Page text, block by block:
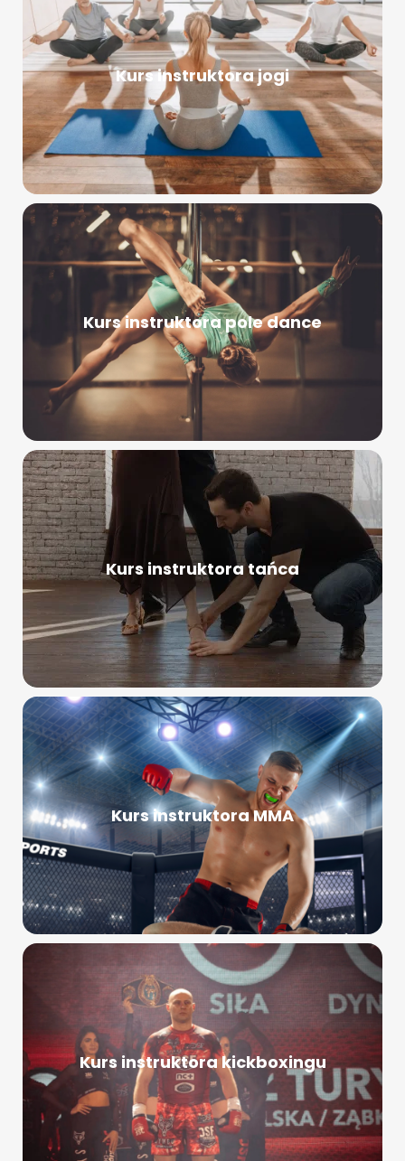
Kurs instruktora jogi
Kurs instruktora pole dance
Kurs instruktora tańca
Kurs instruktora MMA
Kurs instruktora kickboxingu